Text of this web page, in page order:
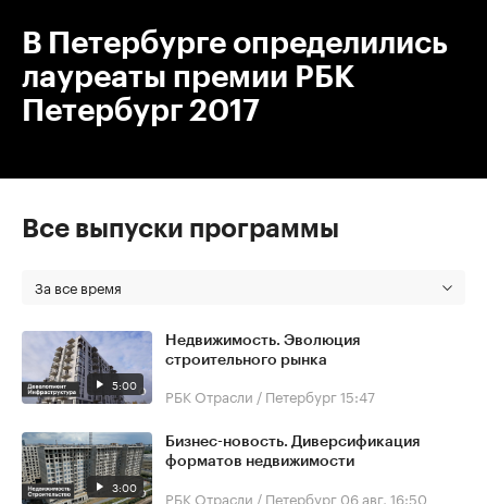
В Петербурге определились
лауреаты премии РБК
Петербург 2017
Все выпуски программы
За все время
5:00
Недвижимость. Эволюция
строительного рынка
РБК Отрасли / Петербург15:47
3:00
Бизнес-новость. Диверсификация
форматов недвижимости
РБК Отрасли / Петербург 06 авг, 16:50